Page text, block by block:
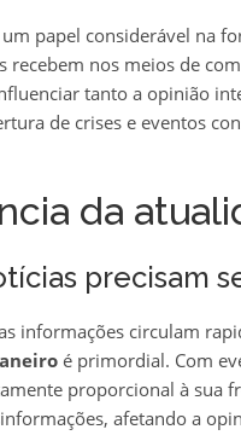
papel considerável na
recebem nos meios de
tanto a opinião
de crises e eventos
da
precisam
informações circulam
é primordial. Com
proporcional à sua
afetando a